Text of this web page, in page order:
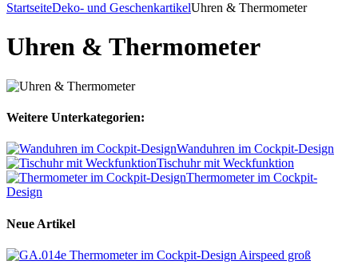
StartseiteDeko- und GeschenkartikelUhren & Thermometer
Uhren & Thermometer
Weitere Unterkategorien:
Wanduhren im Cockpit-Design
Tischuhr mit Weckfunktion
Thermometer im Cockpit-
Design
Neue Artikel